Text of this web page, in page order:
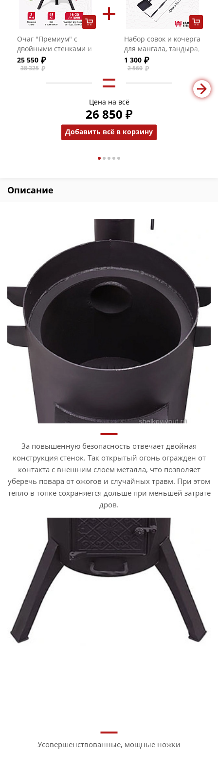
Очаг "Премиум" с
двойными стенками и
с чугунной дверцей
для казанов на 16-20
25 550
38 325
Набор совок и кочерга
для мангала, тандыра,
печи с деревянной
ручкой
1 300
2 560
Цена на всё
26 850 ₽
Добавить всё в корзину
Описание
За повышенную безопасность отвечает двойная
конструкция стенок. Так открытый огонь огражден от
контакта с внешним слоем металла, что позволяет
уберечь повара от ожогов и случайных травм. При этом
тепло в топке сохраняется дольше при меньшей затрате
дров.
Усовершенствованные, мощные ножки